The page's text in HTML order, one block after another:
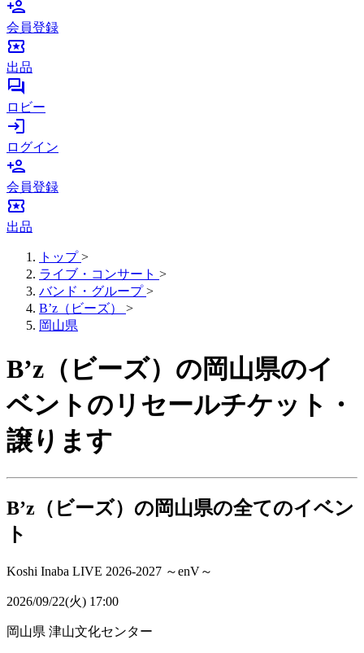
person_add
会員登録
local_activity
出品
forum
ロビー
login
ログイン
person_add
会員登録
local_activity
出品
トップ >
ライブ・コンサート >
バンド・グループ >
B’z（ビーズ）
>
岡山県
B’z（ビーズ）の岡山県のイ
ベントのリセールチケット・
譲ります
B’z（ビーズ）の岡山県の全てのイベン
ト
Koshi Inaba LIVE 2026-2027 ～enV～
2026/09/22(火) 17:00
岡山県 津山文化センター